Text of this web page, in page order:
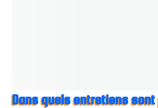
Dans quels entretiens